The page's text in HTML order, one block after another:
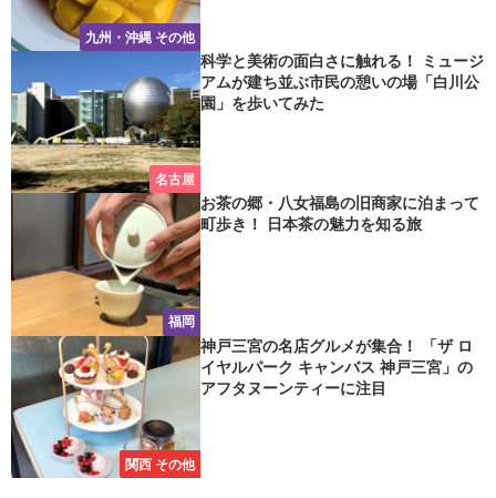
九州・沖縄 その他
名古屋
科学と美術の面白さに触れる！ ミュージ
アムが建ち並ぶ市民の憩いの場「白川公
園」を歩いてみた
福岡
お茶の郷・八女福島の旧商家に泊まって
町歩き！ 日本茶の魅力を知る旅
関西 その他
神戸三宮の名店グルメが集合！ 「ザ ロ
イヤルパーク キャンバス 神戸三宮」の
アフタヌーンティーに注目